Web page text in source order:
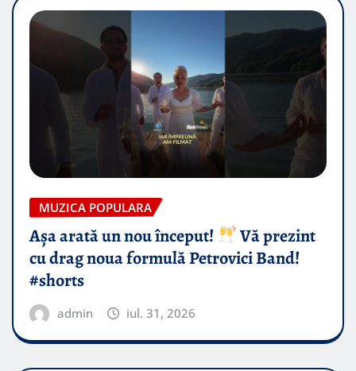
MUZICA POPULARA
Așa arată un nou început!
Vă prezint
cu drag noua formulă Petrovici Band!
#shorts
admin iul. 31, 2026